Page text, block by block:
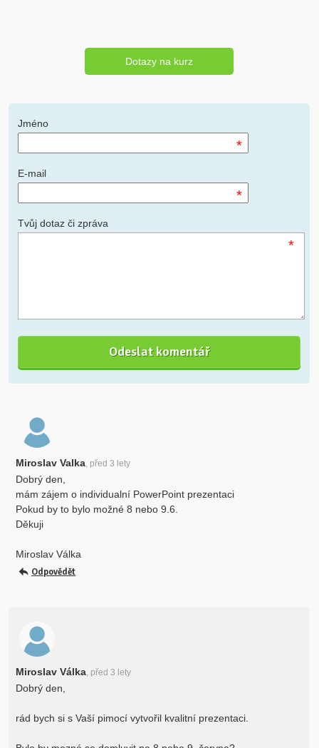
Dotazy na kurz
Jméno
*
E-mail
*
Tvůj dotaz či zpráva
*
Miroslav Valka, před 3 lety
Dobrý den,
mám zájem o individualní PowerPoint prezentaci
Pokud by to bylo možné 8 nebo 9.6.
Děkuji
Miroslav Válka
Odpovědět
Miroslav Válka, před 3 lety
Dobrý den,
rád bych si s Vaší pimocí vytvořil kvalitní prezentaci.